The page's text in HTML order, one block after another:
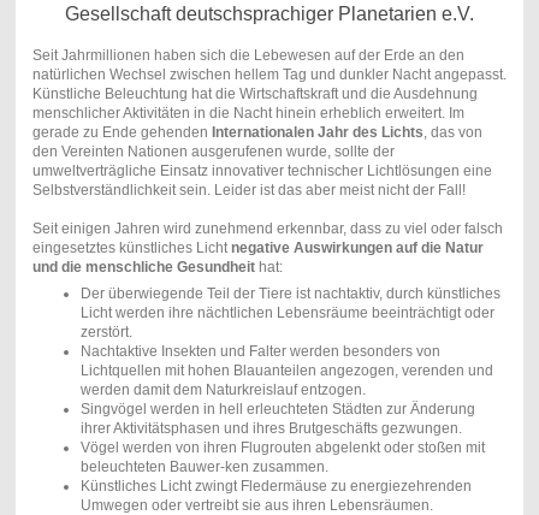
Gesellschaft deutschsprachiger Planetarien e.V.
Seit Jahrmillionen haben sich die Lebewesen auf der Erde an den
natürlichen Wechsel zwischen hellem Tag und dunkler Nacht angepasst.
Künstliche Beleuchtung hat die Wirtschaftskraft und die Ausdehnung
menschlicher Aktivitäten in die Nacht hinein erheblich erweitert. Im
gerade zu Ende gehenden Internationalen Jahr des Lichts, das von
den Vereinten Nationen ausgerufenen wurde, sollte der
umweltverträgliche Einsatz innovativer technischer Lichtlösungen eine
Selbstverständlichkeit sein. Leider ist das aber meist nicht der Fall!
Seit einigen Jahren wird zunehmend erkennbar, dass zu viel oder falsch
eingesetztes künstliches Lichtnegative Auswirkungen auf die Natur
und die menschliche Gesundheithat:
Der überwiegende Teil der Tiere ist nachtaktiv, durch künstliches
Licht werden ihre nächtlichen Lebensräume beeinträchtigt oder
zerstört.
Nachtaktive Insekten und Falter werden besonders von
Lichtquellen mit hohen Blauanteilen angezogen, verenden und
werden damit dem Naturkreislauf entzogen.
Singvögel werden in hell erleuchteten Städten zur Änderung
ihrer Aktivitätsphasen und ihres Brutgeschäfts gezwungen.
Vögel werden von ihren Flugrouten abgelenkt oder stoßen mit
beleuchteten Bauwer-ken zusammen.
Künstliches Licht zwingt Fledermäuse zu energiezehrenden
Umwegen oder vertreibt sie aus ihren Lebensräumen.